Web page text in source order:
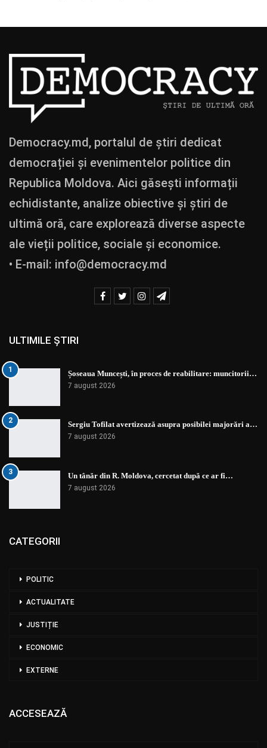
Democracy.md, portalul de știri dedicat
democrației și evenimentelor politice din
Republica Moldova. Aici găsești informații
echidistante, analize obiective și știri de
ultimă oră, care explorează diverse aspecte
ale vieții politice, sociale și economice.
• E-mail: info@democracy.md
ULTIMILE ȘTIRI
1 Șoseaua Muncești, în proces de reabilitare: muncitorii…
7 august 2026
2 Sergiu Tofilat avertizează asupra posibilei majorări a…
7 august 2026
3 Un tânăr din R. Moldova, cercetat după ce ar fi…
7 august 2026
CATEGORII
POLITIC
ACTUALITATE
JUSTIȚIE
ECONOMIC
EXTERNE
ACCESEAZĂ